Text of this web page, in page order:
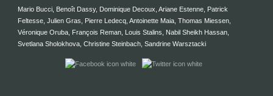
Mario Bucci, Benoît Dassy, Dominique Decoux, Ariane Estenne, Patrick
Feltesse, Julien Gras, Pierre Ledecq, Antoinette Maia, Thomas Miessen,
Véronique Oruba, François Reman, Louis Stalins, Nabil Sheikh Hassan,
Svetlana Sholokhova, Christine Steinbach, Sandrine Warsztacki